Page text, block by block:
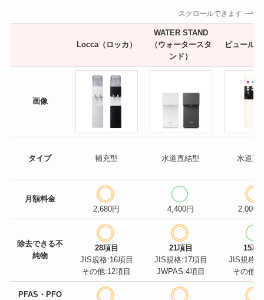
スクロールできます
Locca（ロッカ）
WATER STAND
（ウォータースタ
ンド）
ピュール
画像
タイプ 補充型 水道直結型 水道直
月額料金
2,680円
4,400円 2,000
除去できる不
純物
28項目
JIS規格:16項目
その他:12項目
21項目
JIS規格:17項目
JWPAS:4項目
15項
JIS規格
その他:2
PFAS・PFO